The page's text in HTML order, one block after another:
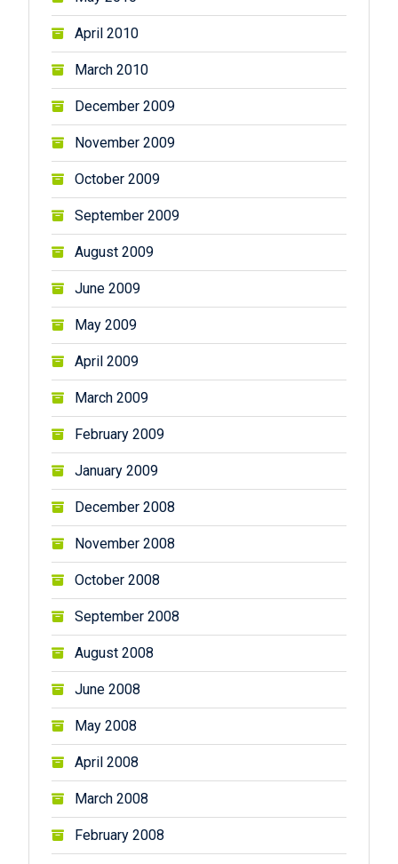
April 2010
March 2010
December 2009
November 2009
October 2009
September 2009
August 2009
June 2009
May 2009
April 2009
March 2009
February 2009
January 2009
December 2008
November 2008
October 2008
September 2008
August 2008
June 2008
May 2008
April 2008
March 2008
February 2008